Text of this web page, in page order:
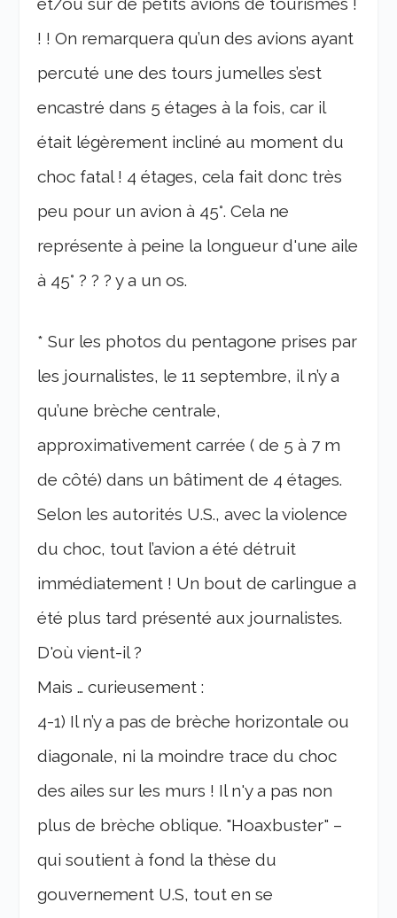
! ! On remarquera qu’un des avions ayant
percuté une des tours jumelles s’est
encastré dans 5 étages à la fois, car il
était légèrement incliné au moment du
choc fatal ! 4 étages, cela fait donc très
peu pour un avion à 45°. Cela ne
représente à peine la longueur d'une aile
à 45° ? ? ? y a un os.
* Sur les photos du pentagone prises par
les journalistes, le 11 septembre, il n’y a
qu’une brèche centrale,
approximativement carrée ( de 5 à 7 m
de côté) dans un bâtiment de 4 étages.
Selon les autorités U.S., avec la violence
du choc, tout l’avion a été détruit
immédiatement ! Un bout de carlingue a
été plus tard présenté aux journalistes.
D'où vient-il ?
Mais … curieusement :
4-1) Il n’y a pas de brèche horizontale ou
diagonale, ni la moindre trace du choc
des ailes sur les murs ! Il n'y a pas non
plus de brèche oblique. "Hoaxbuster" –
qui soutient à fond la thèse du
gouvernement U.S, tout en se